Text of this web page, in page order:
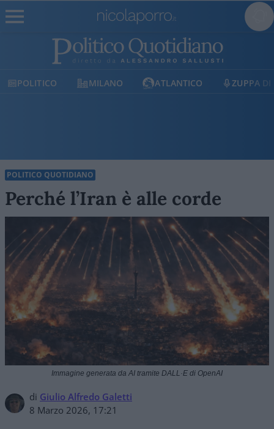
POLITICO MILANO ATLANTICO ZUPPA DI
POLITICO QUOTIDIANO
Perché l’Iran è alle corde
di Giulio Alfredo Galetti
8 Marzo 2026, 17:21
Immagine generata da AI tramite DALL·E di OpenAI